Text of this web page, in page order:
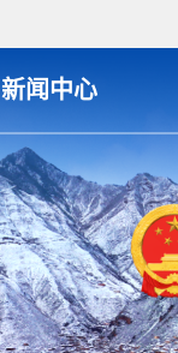
新闻中心